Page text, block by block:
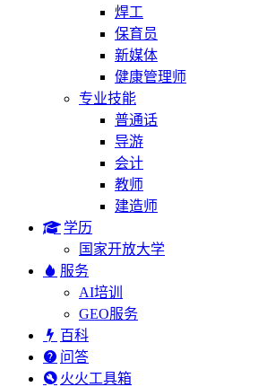
焊工
保育员
新媒体
健康管理师
专业技能
普通话
导游
会计
教师
建造师
学历
国家开放大学
服务
AI培训
GEO服务
百科
问答
火火工具箱